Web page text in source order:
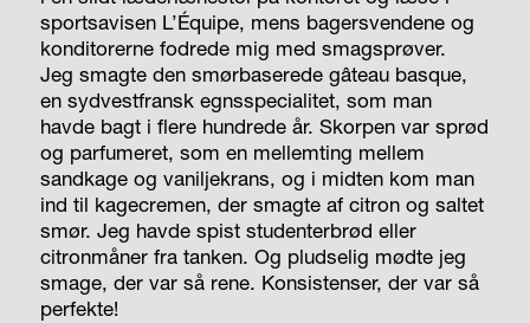
sportsavisen L’Équipe, mens bagersvendene og
konditorerne fodrede mig med smagsprøver.
Jeg smagte den smørbaserede gâteau basque,
en sydvestfransk egnsspecialitet, som man
havde bagt i flere hund­rede år. Skorpen var sprød
og parfumeret, som en mellemting mellem
sandkage og vaniljekrans, og i midten kom man
ind til kagecremen, der smagte af citron og saltet
smør. Jeg havde spist studenterbrød eller
citronmåner fra tanken. Og pludselig mødte jeg
smage, der var så rene. Konsistenser, der var så
perfekte!